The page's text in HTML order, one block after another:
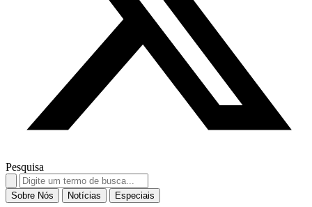
Pesquisa
Search
for:
Sobre Nós Notícias Especiais